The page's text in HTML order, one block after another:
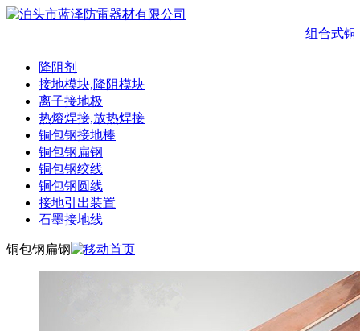
组合式铜
降阻剂
接地模块,降阻模块
离子接地极
热熔焊接,放热焊接
铜包钢接地棒
铜包钢扁钢
铜包钢绞线
铜包钢圆线
接地引出装置
石墨接地线
铜包钢扁钢